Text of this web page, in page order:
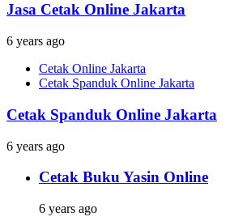
Jasa Cetak Online Jakarta
6 years ago
Cetak Online Jakarta
Cetak Spanduk Online Jakarta
Cetak Spanduk Online Jakarta
6 years ago
Cetak Buku Yasin Online
6 years ago